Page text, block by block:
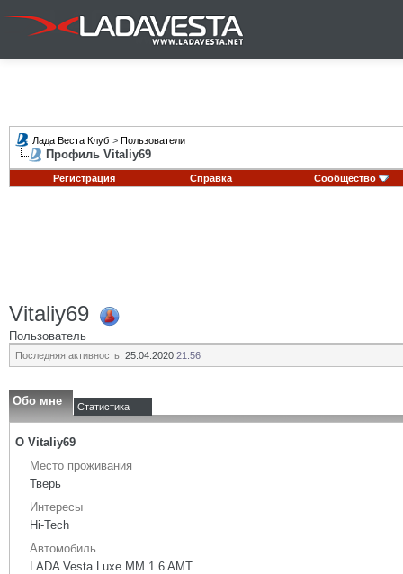
Лада Веста Клуб > Пользователи
Профиль Vitaliy69
Регистрация Справка Сообщество
Vitaliy69
Пользователь
Последняя активность: 25.04.2020 21:56
Обо мне Статистика
О Vitaliy69
Место проживания
Тверь
Интересы
Hi-Tech
Автомобиль
LADA Vesta Luxe MM 1.6 AMT